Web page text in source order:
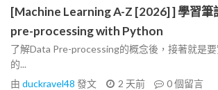
[Machine Learning A-Z [2026] ] 學習筆
pre-processing with Python
了解Data Pre-processing的概念後，接著就是
的...
由 duckravel48 發文 2 天前 0個留言